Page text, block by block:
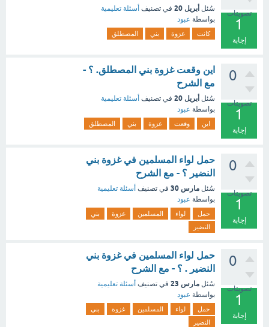
تصويتات
1
إجابة
سُئل أبريل 20 في تصنيف أسئلة تعليمية
بواسطة عبود
كانت غزوة بني المصطلق
0
تصويتات
1
إجابة
اين وقعت غزوة بني المصطلق. ؟ -
مع الشرح
سُئل أبريل 20 في تصنيف أسئلة تعليمية
بواسطة عبود
اين وقعت غزوة بني المصطلق
0
تصويتات
1
إجابة
حمل لواء المسلمين في غزوة بني
النضير ؟ - مع الشرح
سُئل مارس 30 في تصنيف أسئلة تعليمية
بواسطة عبود
حمل لواء المسلمين غزوة
بني
النضير
0
تصويتات
1
إجابة
حمل لواء المسلمين في غزوة بني
النضير . ؟ - مع الشرح
سُئل مارس 23 في تصنيف أسئلة تعليمية
بواسطة عبود
حمل لواء المسلمين غزوة
بني
النضير